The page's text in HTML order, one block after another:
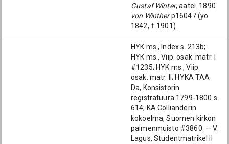
Gustaf Winter, aatel. 1890
von Winther p16047(yo
1842, † 1901).
HYK ms., Index s. 213b;
HYK ms., Viip. osak. matr. I
#1235; HYK ms., Viip.
osak. matr. II; HYKA TAA
Da, Konsistorin
registratuura 1799-1800 s.
614; KA Collianderin
kokoelma, Suomen kirkon
paimenmuisto #3860. — V.
Lagus, Studentmatrikel II